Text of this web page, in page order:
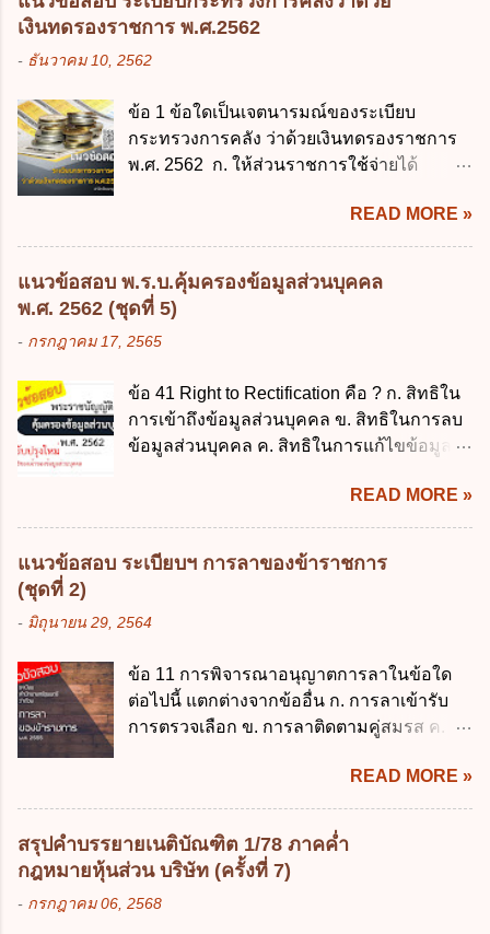
ในสถานศึกษาในวันแรกของการเปิดเรียนภาค
การเปิดเรียนภาคต้น ถ้าสถานศึกษายังมิไ...
รัฐทุกแห่ง ข. กิจการด้านการศึกษา ค. กิจการ
ข้อ 3 โดยหลัก ทั่วไป พระราชบัญญัติคุ้มครอง
ข้อมูลส่วนบุคคล พ.ศ. 2562 ใช้บังคับตั้งแต่วัน
ใด ก. 26 พฤษภาคม 2562 ข. 27 พฤษภาคม
พฤษภาคม 2562 ข้อ 4 "บุคคลหรือนิติบุคคล
ซึ่งมีอำนาจหน้าที่ตัดสินใจเกี่ยวกับการเก็บ
รวบรวม ใช้ หรือเปิดเผยข้อมูลส่วนบุคคล" คือ
ความหมายตามข้อใด ก. ผู้ควบคุมข้อมูลส่วน
มีอำนาจแต่งตั้งพนักงานเจ้าหน้าที่ตามพระ
ราชบัญญัติคุ้มครองข้อมูลส่วนบุคคล พ.ศ.
2562 ก. นายกรัฐมนตรี ข. รัฐมนตรีว่าการ
กระทรวงดิจิทัลเพื่อเศร...
เงินทดรองราชการ พ.ศ.2562
- ธันวาคม 10, 2562
ข้อ 1 ข้อใดเป็นเจตนารมณ์ของระเบียบ
กระทรวงการคลัง ว่าด้วยเงินทดรองราชการ
พ.ศ. 2562 ก. ให้ส่วนราชการใช้จ่ายได้
ส่วนราชการมีเงินทดรองราชการเพื่อรองจ่าย
ตามข้อผูกพันในการกู้เงินจากต่างประเทศ ค.
รองรับการปฏิบัติงานด้านการเงินการคลังตาม
นโยบาย New GFMIS Thai ง. สนับสนุนการให้
ความช่วยเหลือในกรณีจำเป็นเร่งด่วนที่ไม่
สามารถรอการเบิกเงินจากงบประมาณได้ ข้อ
ราชการ พ.ศ. 2562 ออกโดยอาศัยกฎหมาย
แม่บทใด ก. พระราชบัญญัติวิธีการงบ
ประมาณ พ.ศ. 2561 ข. พระราชบัญญัติวินัย
บัญญัติเงินคงคลัง พ.ศ. 2491 ง. ระเบียบ
กระทรวงการคลัง ว่าด้วยการเบิกเงินจากคลัง
การรับเงิน การจ่ายเงิน การเก็บรักษาเงิน และ
สำรองจ่ายได้แห่งละไม่เกินเท่าใร ก. 100,000
บาท ข. 50,000 บาท ค. 30,000 บาท ง. 10,000
บาท ข้อ 4 ดอกเบี้ยที่เกิดจากการนำเงินทดรอง
READ MORE »
แนวข้อสอบ พ.ร.บ.คุ้มครองข้อมูลส่วนบุคคล
พ.ศ. 2562 (ชุดที่ 5)
- กรกฎาคม 17, 2565
ข้อ 41 Right to Rectification คือ ? ก. สิทธิใน
การเข้าถึงข้อมูลส่วนบุคคล ข. สิทธิในการลบ
ข้อมูลส่วนบุคคล ค. สิทธิในการแก้ไขข้อมูล
การประมวลผลข้อมูลส่วนบุคคล ข้อ 42 ผู้
ควบคุมข้อมูลส่วนบุคคลต้องแก้ไขข้อมูลส่วน
บุคคลตามหลักการข้อใด ก. ถูกต้อง เป็น
กฎหมายคุ้มครองข้อมูลส่วนบุคคล ในกรณีผู้
ข้อมูลส่วนบุคคลให้ถูกต้อง ก. ร้องทุกข์ ข. ร้อง
เรียน ค. อุทธรณ์ ง. ฟ้องร้อง ข้อ 44 หลักการ
สำคัญของสิทธิในการลบข้อมูลส่วนบุคคล คือ
ลบข้อมูลส่วนบุคคล ข. ขอให้ทำลายข้อมูล
ส่วนบุคคล ค. ทำให้ข้อมูลส่วนบุคคลไม่
สามารถระบุถึงตนได้ ง. ถูกทุกข้อ ข้อ 45
เงื่อนไข ในการใช้สิทธิลบข้อมูลส่วนบุคคล ข้อ
READ MORE »
แนวข้อสอบ ระเบียบฯ การลาของข้าราชการ
(ชุดที่ 2)
- มิถุนายน 29, 2564
ข้อ 11 การพิจารณาอนุญาตการลาในข้อใด
ต่อไปนี้ แตกต่างจากข้ออื่น ก. การลาเข้ารับ
การตรวจเลือก ข. การลาติดตามคู่สมรส ค.
ปฏิบัติการวิจัย หรือดูงาน ข้อ 12 ข้อใด ไม่ ถูก
ต้องเกี่ยวกับการลาไปช่วยเหลือภริยาที่คลอด
บุตร ก. ต้องเป็นภริยาโดยชอบด้วยกฎหมาย ข.
ลาได้เพียงครั้งเดียว ค. ต้องลาภายใน 90 วัน
นับแต่วันที่คลอดบุตร ง. ลาได้ครั้งหนึ่งติดต่อ
กันไม่เกิน 15 วันทำการ ข้อ 13 สิทธิลากิจส่วน
READ MORE »
สรุปคำบรรยายเนติบัณฑิต 1/78 ภาคค่ำ
กฎหมายหุ้นส่วน บริษัท (ครั้งที่ 7)
- กรกฎาคม 06, 2568